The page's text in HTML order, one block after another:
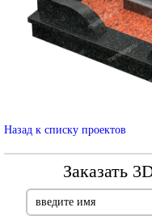
Назад к списку проектов
Заказать